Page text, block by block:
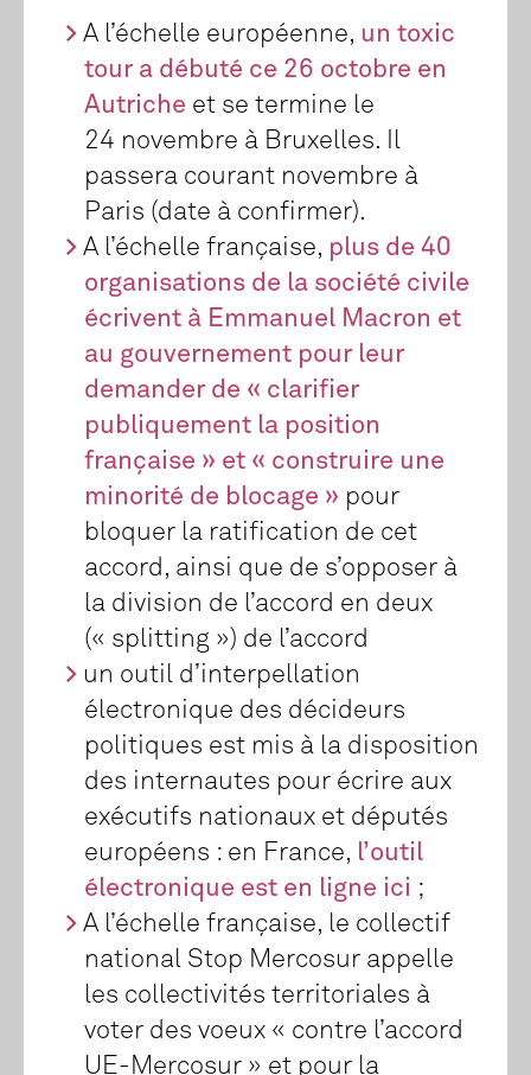
A l’échelle européenne, un toxic
tour a débuté ce 26 octobre en
Autriche et se termine le
24 novembre à Bruxelles. Il
passera courant novembre à
Paris (date à confirmer).
A l’échelle française, plus de 40
organisations de la société civile
écrivent à Emmanuel Macron et
au gouvernement pour leur
demander de « clarifier
publiquement la position
française » et « construire une
minorité de blocage » pour
bloquer la ratification de cet
accord, ainsi que de s’opposer à
la division de l’accord en deux
(« splitting ») de l’accord
un outil d’interpellation
électronique des décideurs
politiques est mis à la disposition
des internautes pour écrire aux
exécutifs nationaux et députés
européens : en France, l’outil
électronique est en ligne ici ;
A l’échelle française, le collectif
national Stop Mercosur appelle
les collectivités territoriales à
voter des voeux « contre l’accord
UE-Mercosur » et pour la